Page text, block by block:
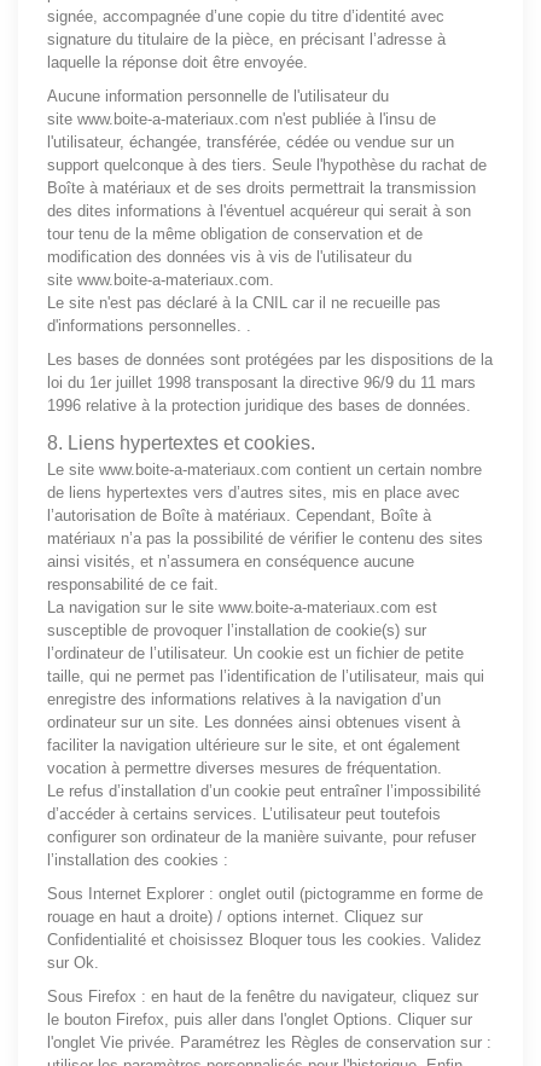
signée, accompagnée d’une copie du titre d’identité avec
signature du titulaire de la pièce, en précisant l’adresse à
laquelle la réponse doit être envoyée.
Aucune information personnelle de l'utilisateur du
site www.boite-a-materiaux.com n'est publiée à l'insu de
l'utilisateur, échangée, transférée, cédée ou vendue sur un
support quelconque à des tiers. Seule l'hypothèse du rachat de
Boîte à matériaux et de ses droits permettrait la transmission
des dites informations à l'éventuel acquéreur qui serait à son
tour tenu de la même obligation de conservation et de
modification des données vis à vis de l'utilisateur du
site www.boite-a-materiaux.com.
Le site n'est pas déclaré à la CNIL car il ne recueille pas
d'informations personnelles. .
Les bases de données sont protégées par les dispositions de la
loi du 1er juillet 1998 transposant la directive 96/9 du 11 mars
1996 relative à la protection juridique des bases de données.
8. Liens hypertextes et cookies.
Le site www.boite-a-materiaux.com contient un certain nombre
de liens hypertextes vers d’autres sites, mis en place avec
l’autorisation de Boîte à matériaux. Cependant, Boîte à
matériaux n’a pas la possibilité de vérifier le contenu des sites
ainsi visités, et n’assumera en conséquence aucune
responsabilité de ce fait.
La navigation sur le site www.boite-a-materiaux.com est
susceptible de provoquer l’installation de cookie(s) sur
l’ordinateur de l’utilisateur. Un cookie est un fichier de petite
taille, qui ne permet pas l’identification de l’utilisateur, mais qui
enregistre des informations relatives à la navigation d’un
ordinateur sur un site. Les données ainsi obtenues visent à
faciliter la navigation ultérieure sur le site, et ont également
vocation à permettre diverses mesures de fréquentation.
Le refus d’installation d’un cookie peut entraîner l’impossibilité
d’accéder à certains services. L’utilisateur peut toutefois
configurer son ordinateur de la manière suivante, pour refuser
l’installation des cookies :
Sous Internet Explorer : onglet outil (pictogramme en forme de
rouage en haut a droite) / options internet. Cliquez sur
Confidentialité et choisissez Bloquer tous les cookies. Validez
sur Ok.
Sous Firefox : en haut de la fenêtre du navigateur, cliquez sur
le bouton Firefox, puis aller dans l'onglet Options. Cliquer sur
l'onglet Vie privée. Paramétrez les Règles de conservation sur :